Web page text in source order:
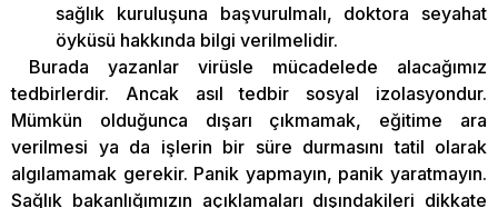
sağlık kuruluşuna başvurulmalı, doktora seyahat
öyküsü hakkında bilgi verilmelidir.
Burada yazanlar virüsle mücadelede alacağımız
tedbirlerdir. Ancak asıl tedbir sosyal izolasyondur.
Mümkün olduğunca dışarı çıkmamak, eğitime ara
verilmesi ya da işlerin bir süre durmasını tatil olarak
algılamamak gerekir. Panik yapmayın, panik yaratmayın.
Sağlık bakanlığımızın açıklamaları dışındakileri dikkate